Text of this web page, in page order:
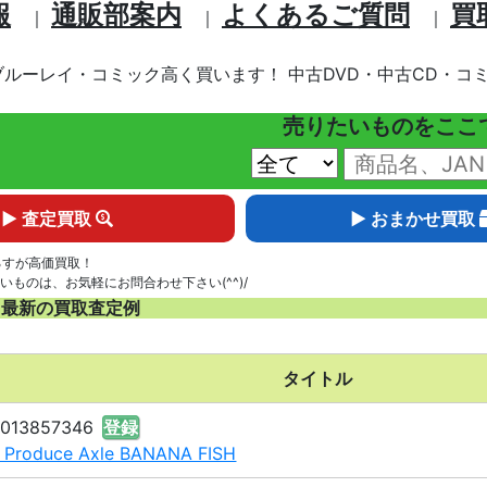
｜ 通販部案内 ｜ よくあるご質問 ｜ 買
ーレイ・コミック高く買います！ 中古DVD・中古CD・
売りたいものをここ
▶ 査定買取 ▶ おまかせ買取
が高価買取！
ものは、お気軽にお問合わせ下さい(^^)/
新の買取査定例
タイトル
登録
Axle BANANA FISH